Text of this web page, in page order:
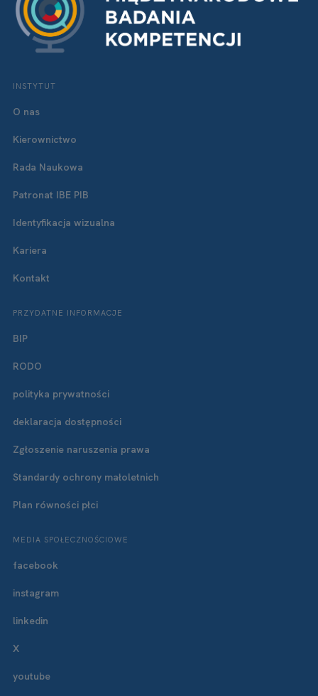
INSTYTUT
O nas
Kierownictwo
Rada Naukowa
Patronat IBE PIB
Identyfikacja wizualna
Kariera
Kontakt
PRZYDATNE INFORMACJE
BIP
RODO
polityka prywatności
deklaracja dostępności
Zgłoszenie naruszenia prawa
Standardy ochrony małoletnich
Plan równości płci
MEDIA SPOŁECZNOŚCIOWE
facebook
instagram
linkedin
X
youtube